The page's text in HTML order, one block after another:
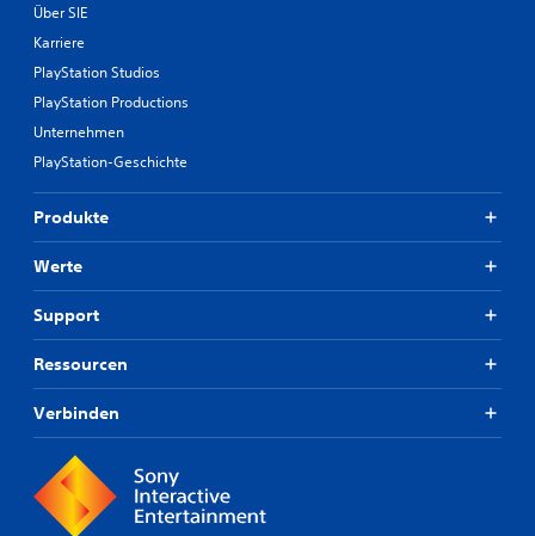
Über SIE
Karriere
PlayStation Studios
PlayStation Productions
Unternehmen
PlayStation-Geschichte
Produkte
Werte
Support
Ressourcen
Verbinden